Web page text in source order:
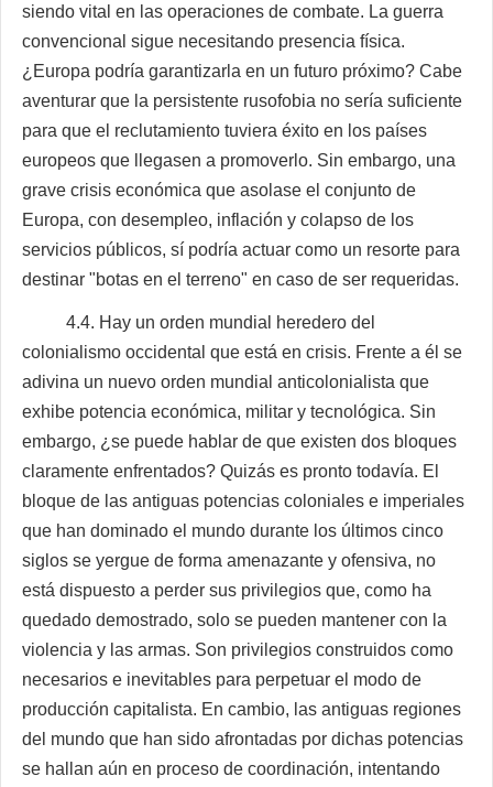
siendo vital en las operaciones de combate. La guerra
convencional sigue necesitando presencia física.
¿Europa podría garantizarla en un futuro próximo? Cabe
aventurar que la persistente rusofobia no sería suficiente
para que el reclutamiento tuviera éxito en los países
europeos que llegasen a promoverlo. Sin embargo, una
grave crisis económica que asolase el conjunto de
Europa, con desempleo, inflación y colapso de los
servicios públicos, sí podría actuar como un resorte para
destinar "botas en el terreno" en caso de ser requeridas.
4.4. Hay un orden mundial heredero del
colonialismo occidental que está en crisis. Frente a él se
adivina un nuevo orden mundial anticolonialista que
exhibe potencia económica, militar y tecnológica. Sin
embargo, ¿se puede hablar de que existen dos bloques
claramente enfrentados? Quizás es pronto todavía. El
bloque de las antiguas potencias coloniales e imperiales
que han dominado el mundo durante los últimos cinco
siglos se yergue de forma amenazante y ofensiva, no
está dispuesto a perder sus privilegios que, como ha
quedado demostrado, solo se pueden mantener con la
violencia y las armas. Son privilegios construidos como
necesarios e inevitables para perpetuar el modo de
producción capitalista. En cambio, las antiguas regiones
del mundo que han sido afrontadas por dichas potencias
se hallan aún en proceso de coordinación, intentando